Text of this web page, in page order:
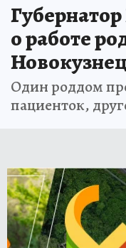
Губернатор
о работе
Один роддом
пациенток,